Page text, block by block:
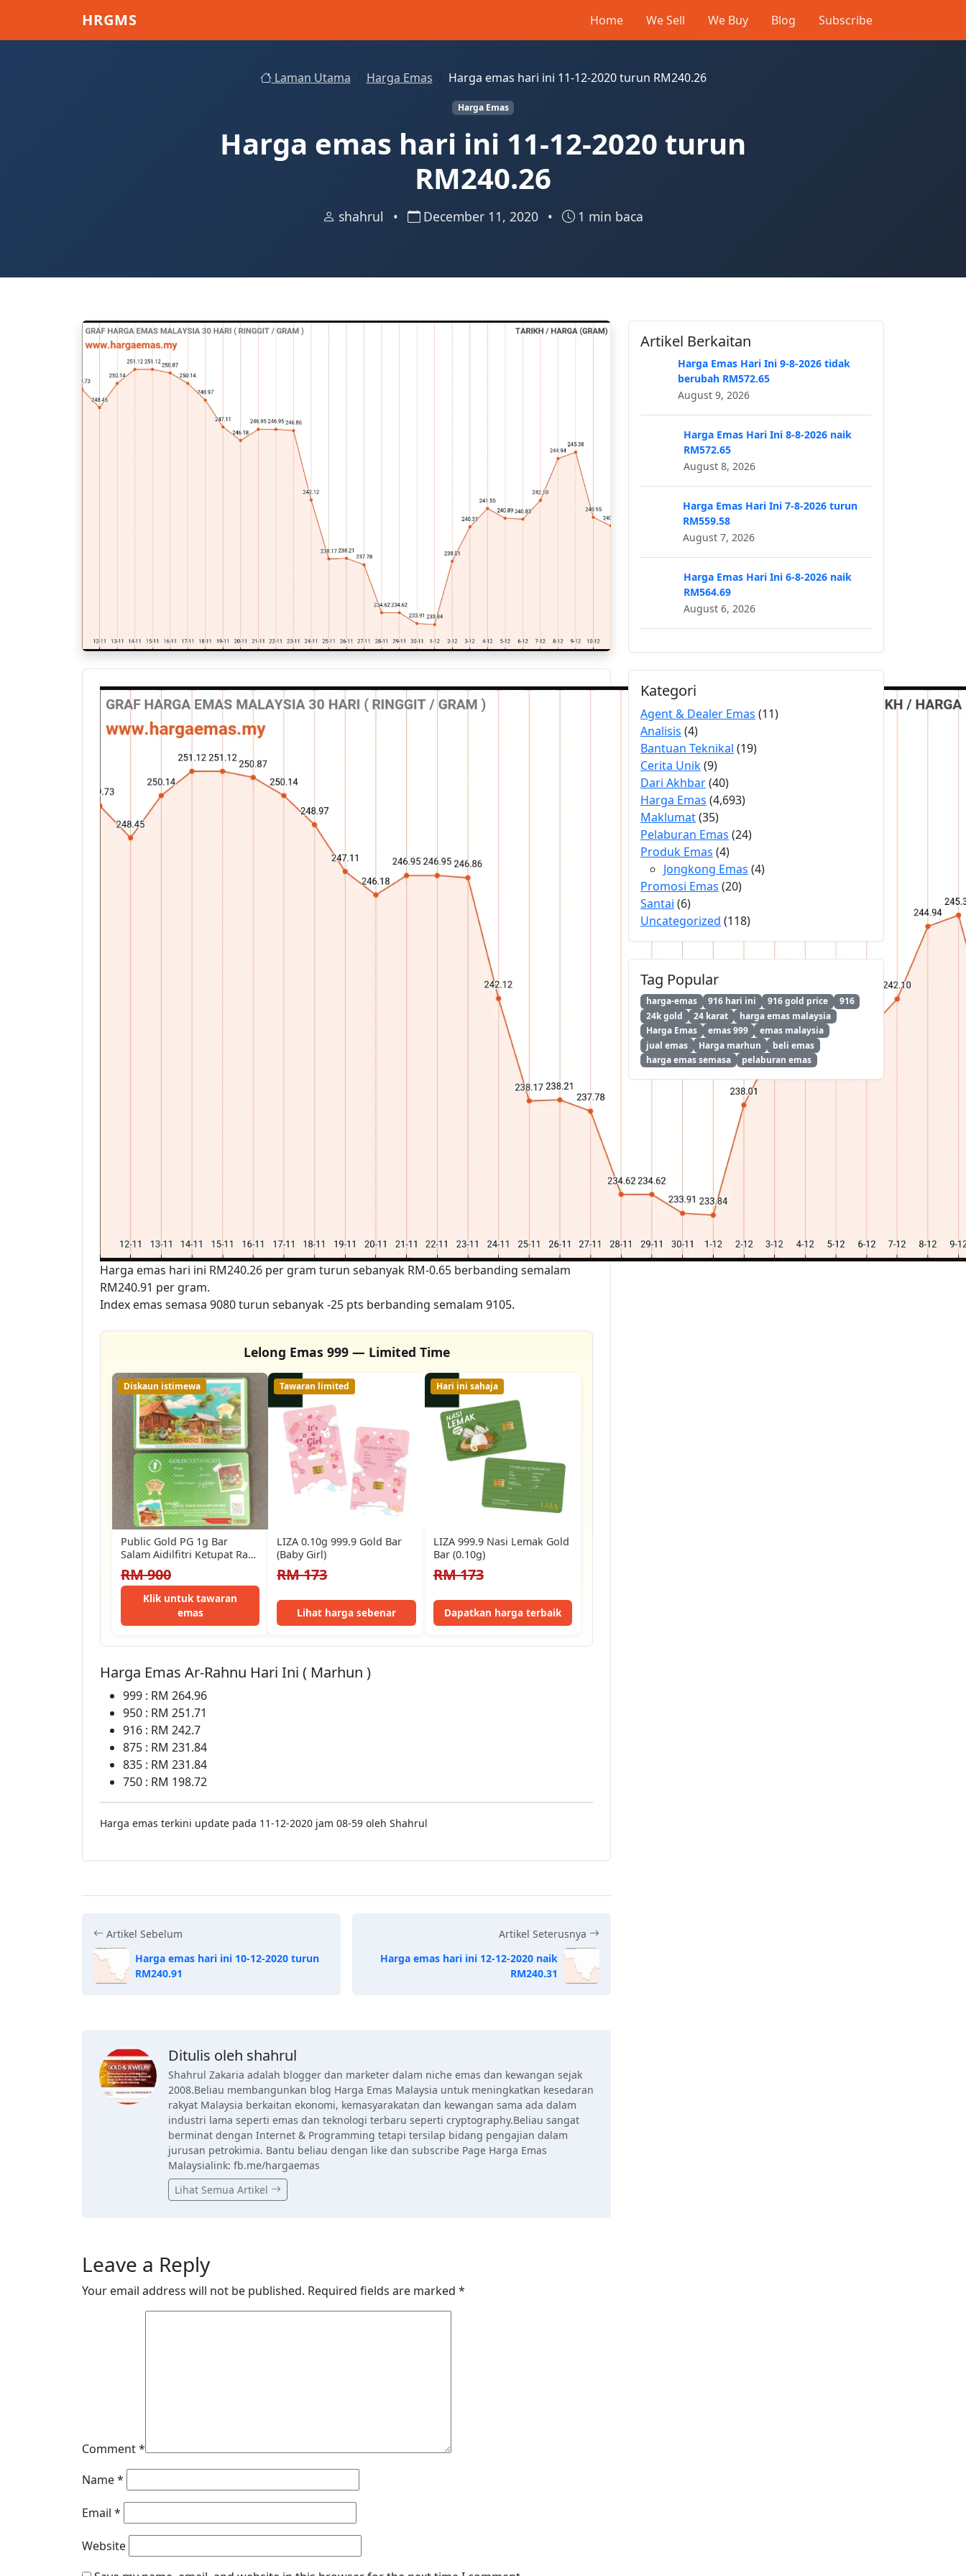
HRGMS Home We Sell We Buy Blog Subscribe
Laman Utama Harga Emas Harga emas hari ini 11-12-2020 turun RM240.26
Harga Emas
Harga emas hari ini 11-12-2020 turun
RM240.26
shahrul • December 11, 2020 • 1 min baca
Harga emas hari ini RM240.26 per gram turun sebanyak RM-0.65 berbanding semalam
RM240.91 per gram.
Index emas semasa 9080 turun sebanyak -25 pts berbanding semalam 9105.
Lelong Emas 999 — Limited Time
Diskaun istimewa
Public Gold PG 1g Bar
Salam Aidilfitri Ketupat Raya
2026 v1 (Au…
RM 900
Klik untuk tawaran
emas
Tawaran limited
LIZA 0.10g 999.9 Gold Bar
(Baby Girl)
RM 173
Lihat harga sebenar
Hari ini sahaja
LIZA 999.9 Nasi Lemak Gold
Bar (0.10g)
RM 173
Dapatkan harga terbaik
Harga Emas Ar-Rahnu Hari Ini ( Marhun )
999 : RM 264.96
950 : RM 251.71
916 : RM 242.7
875 : RM 231.84
835 : RM 231.84
750 : RM 198.72
Harga emas terkini update pada 11-12-2020 jam 08-59 oleh Shahrul
Artikel Sebelum
Harga emas hari ini 10-12-2020 turun
RM240.91
Artikel Seterusnya
Harga emas hari ini 12-12-2020 naik
RM240.31
Ditulis oleh shahrul
Shahrul Zakaria adalah blogger dan marketer dalam niche emas dan kewangan sejak
2008.Beliau membangunkan blog Harga Emas Malaysia untuk meningkatkan kesedaran
rakyat Malaysia berkaitan ekonomi, kemasyarakatan dan kewangan sama ada dalam
industri lama seperti emas dan teknologi terbaru seperti cryptography.Beliau sangat
berminat dengan Internet & Programming tetapi tersilap bidang pengajian dalam
jurusan petrokimia. Bantu beliau dengan like dan subscribe Page Harga Emas
Malaysialink: fb.me/hargaemas
Lihat Semua Artikel
Leave a Reply
Your email address will not be published. Required fields are marked *
Comment*
Name*
Email *
Website
Artikel Berkaitan
Harga Emas Hari Ini 9-8-2026 tidak
berubah RM572.65
August 9, 2026
Harga Emas Hari Ini 8-8-2026 naik
RM572.65
August 8, 2026
Harga Emas Hari Ini 7-8-2026 turun
RM559.58
August 7, 2026
Harga Emas Hari Ini 6-8-2026 naik
RM564.69
August 6, 2026
Kategori
Agent & Dealer Emas (11)
Analisis (4)
Bantuan Teknikal (19)
Cerita Unik(9)
Dari Akhbar(40)
Harga Emas (4,693)
Maklumat(35)
Pelaburan Emas (24)
Produk Emas (4)
Jongkong Emas (4)
Promosi Emas (20)
Santai (6)
Uncategorized (118)
Tag Popular
harga-emas 916 hari ini 916 gold price
916
24k gold
24 karat
harga emas malaysia
Harga Emas
emas 999
emas malaysia
jual emas
Harga marhun
beli emas
harga emas semasa
pelaburan emas